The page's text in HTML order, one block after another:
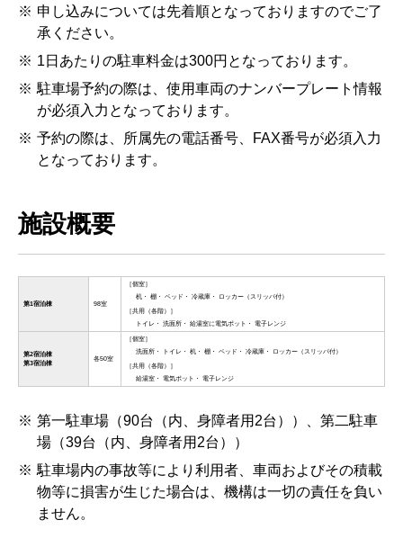
申し込みについては先着順となっておりますのでご了
承ください。
1日あたりの駐車料金は300円となっております。
駐車場予約の際は、使用車両のナンバープレート情報
が必須入力となっております。
予約の際は、所属先の電話番号、FAX番号が必須入力
となっております。
施設概要
第一駐車場（90台（内、身障者用2台））、第二駐車
場（39台（内、身障者用2台））
駐車場内の事故等により利用者、車両およびその積載
物等に損害が生じた場合は、機構は一切の責任を負い
ません。